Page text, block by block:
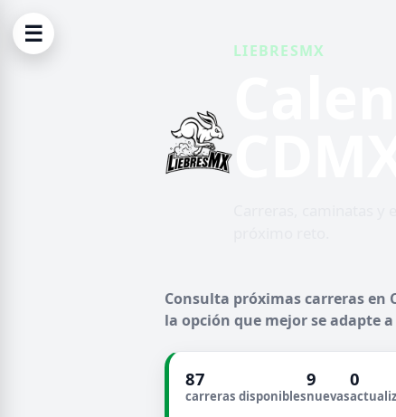
☰
LIEBRESMX
Consulta próximas carreras en
la opción que mejor se adapte
87
carreras disponibles
9
nuevas
0